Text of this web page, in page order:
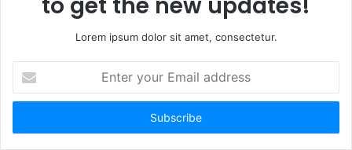
Lorem ipsum dolor sit amet, consectetur.
t
r